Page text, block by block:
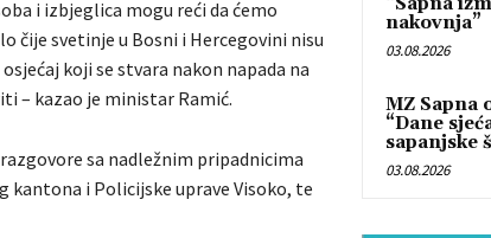
i izbjeglica mogu reći da ćemo
čije svetinje u Bosni i Hercegovini nisu
koji se stvara nakon napada na
– kazao je ministar Ramić.
sa nadležnim pripadnicima
i Policijske uprave Visoko, te
nakovnja”
03.08.2026
MZ Sapna
“Dane
sapanjske
03.08.2026